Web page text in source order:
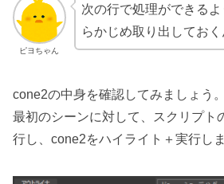
ピヨちゃん
次の行で処理ができる
らかじめ取り出しておく
cone2の中身を確認してみましょう。
最初のシーンに対して、スクリプト
行し、cone2をハイライト＋実行しま